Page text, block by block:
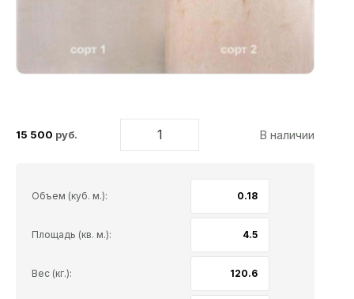
15 500 руб. В наличии
Объем (куб. м.):
Площадь (кв. м.):
Вес (кг.):